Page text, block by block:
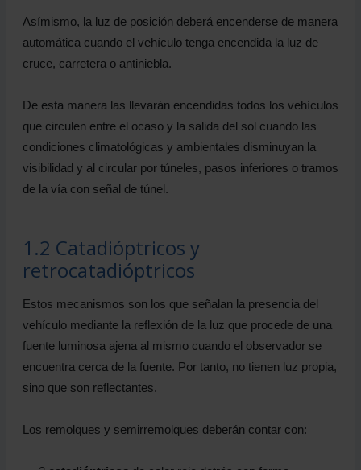
Asímismo, la luz de posición deberá encenderse de manera
automática cuando el vehículo tenga encendida la luz de
cruce, carretera o antiniebla.
De esta manera las llevarán encendidas todos los vehículos
que circulen entre el ocaso y la salida del sol cuando las
condiciones climatológicas y ambientales disminuyan la
visibilidad y al circular por túneles, pasos inferiores o tramos
de la vía con señal de túnel.
1.2 Catadióptricos y
retrocatadióptricos
Estos mecanismos son los que señalan la presencia del
vehículo mediante la reflexión de la luz que procede de una
fuente luminosa ajena al mismo cuando el observador se
encuentra cerca de la fuente. Por tanto, no tienen luz propia,
sino que son reflectantes.
Los remolques y semirremolques deberán contar con: